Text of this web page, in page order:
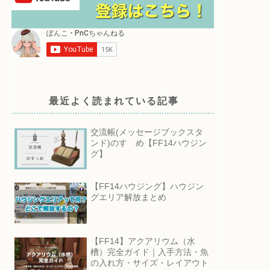
最近よく読まれている記事
交流帳(メッセージブックスタ
ンド)のすゝめ【FF14ハウジン
グ】
【FF14ハウジング】ハウジン
グエリア解放まとめ
【FF14】アクアリウム（水
槽）完全ガイド｜入手方法・魚
の入れ方・サイズ・レイアウト